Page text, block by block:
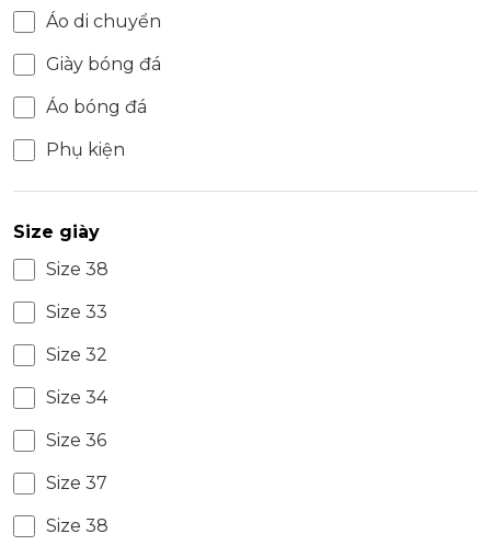
Áo di chuyển
Giày bóng đá
Áo bóng đá
Phụ kiện
Size giày
Size 38
Size 33
Size 32
Size 34
Size 36
Size 37
Size 38